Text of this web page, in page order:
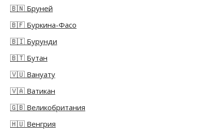
🇧🇳 Бруней
🇧🇫 Буркина-Фасо
🇧🇮 Бурунди
🇧🇹 Бутан
🇻🇺 Вануату
🇻🇦 Ватикан
🇬🇧 Великобритания
🇭🇺 Венгрия